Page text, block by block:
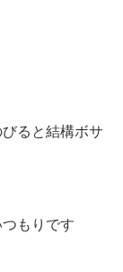
ると結構ボサ
もりです